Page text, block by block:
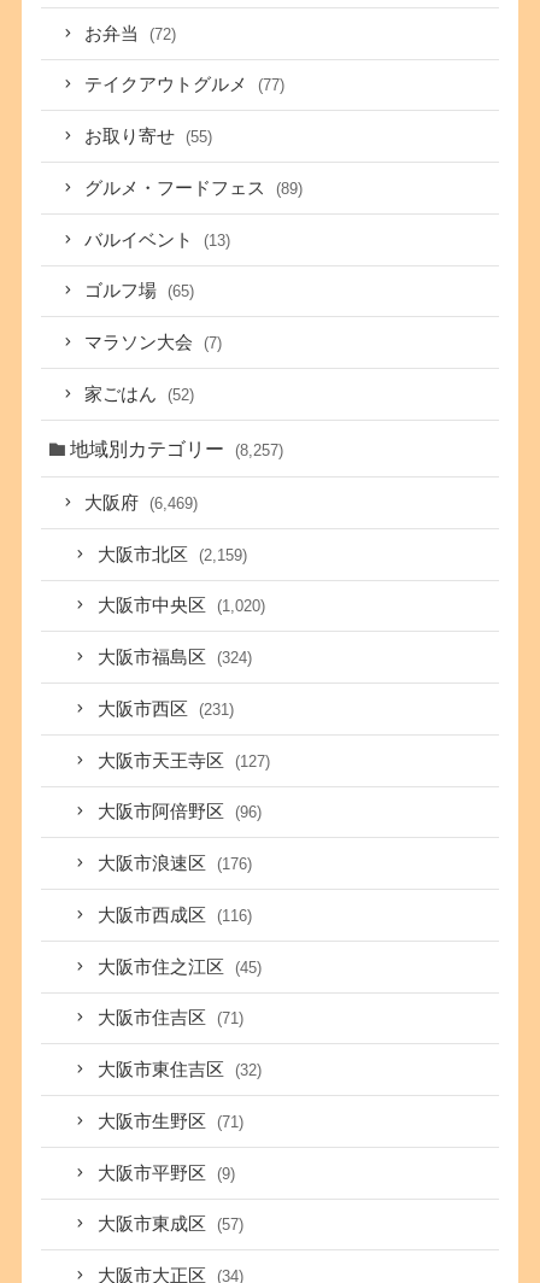
お弁当 (72)
テイクアウトグルメ (77)
お取り寄せ (55)
グルメ・フードフェス (89)
バルイベント (13)
ゴルフ場 (65)
マラソン大会 (7)
家ごはん (52)
地域別カテゴリー (8,257)
大阪府 (6,469)
大阪市北区 (2,159)
大阪市中央区 (1,020)
大阪市福島区 (324)
大阪市西区 (231)
大阪市天王寺区 (127)
大阪市阿倍野区 (96)
大阪市浪速区 (176)
大阪市西成区 (116)
大阪市住之江区 (45)
大阪市住吉区 (71)
大阪市東住吉区 (32)
大阪市生野区 (71)
大阪市平野区 (9)
大阪市東成区 (57)
大阪市大正区 (34)